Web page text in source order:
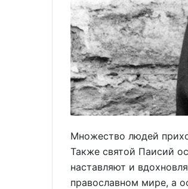
Множество людей
Также святой Паисий
наставляют и
православном мире, а